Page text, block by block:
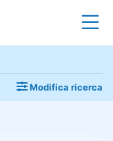
Modifica ricerca